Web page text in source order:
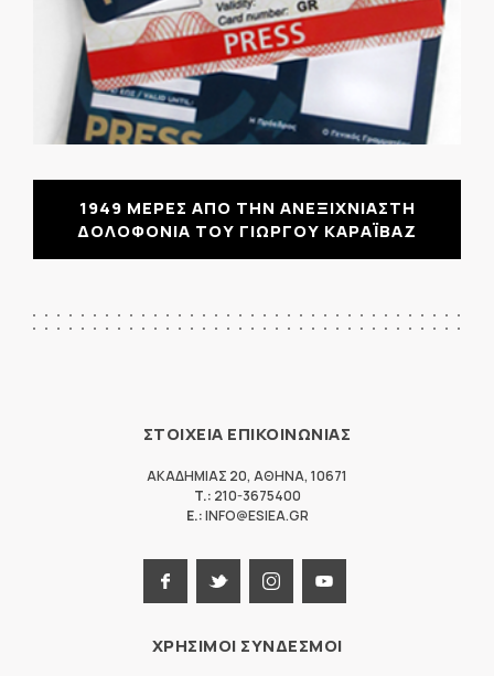
1949 ΜΕΡΕΣ ΑΠΟ ΤΗΝ ΑΝΕΞΙΧΝΙΑΣΤΗ
ΔΟΛΟΦΟΝΙΑ ΤΟΥ ΓΙΩΡΓΟΥ ΚΑΡΑΪΒΑΖ
ΣΤΟΙΧΕΙΑ ΕΠΙΚΟΙΝΩΝΙΑΣ
ΑΚΑΔΗΜΙΑΣ 20, ΑΘΗΝΑ, 10671
T.: 210-3675400
E.:INFO@ESIEA.GR
ΧΡΗΣΙΜΟΙ ΣΥΝΔΕΣΜΟΙ